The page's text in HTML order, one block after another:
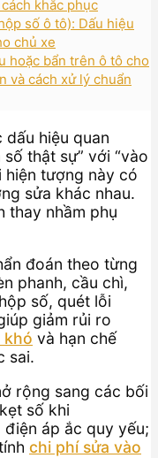
khắc phục
số ô tô): Dấu hiệu
chủ xe
hoặc bẩn trên ô tô cho
và cách xử lý chuẩn
hiệu quan
thật sự” với “vào
hiện tượng này có
sửa khác nhau.
thay nhầm phụ
đoán theo từng
phanh, cầu chì,
số, quét lỗi
giảm rủi ro
khó và hạn chế
sai.
rộng sang các bối
số khi
áp ắc quy yếu;
chi phí sửa vào